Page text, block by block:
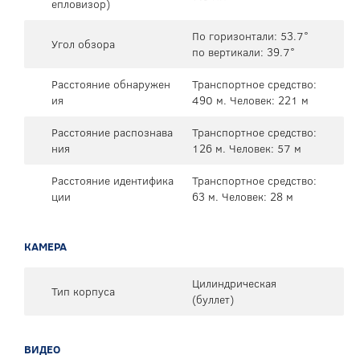
епловизор)
Угол обзора
По горизонтали: 53.7°
по вертикали: 39.7°
Расстояние обнаружен
ия
Транспортное средство:
490 м. Человек: 221 м
Расстояние распознава
ния
Транспортное средство:
126 м. Человек: 57 м
Расстояние идентифика
ции
Транспортное средство:
63 м. Человек: 28 м
КАМЕРА
Тип корпуса
Цилиндрическая
(буллет)
ВИДЕО